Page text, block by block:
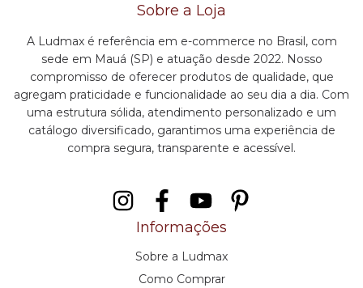
Sobre a Loja
A Ludmax é referência em e-commerce no Brasil, com
sede em Mauá (SP) e atuação desde 2022. Nosso
compromisso de oferecer produtos de qualidade, que
agregam praticidade e funcionalidade ao seu dia a dia. Com
uma estrutura sólida, atendimento personalizado e um
catálogo diversificado, garantimos uma experiência de
compra segura, transparente e acessível.
Informações
Sobre a Ludmax
Como Comprar